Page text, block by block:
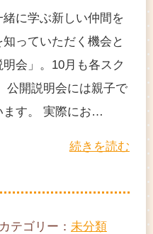
に学ぶ新しい仲間を
っていただく機会と
会」。10月も各スク
公開説明会には親子で
ます。 実際にお…
続きを読む
テゴリー： 未分類